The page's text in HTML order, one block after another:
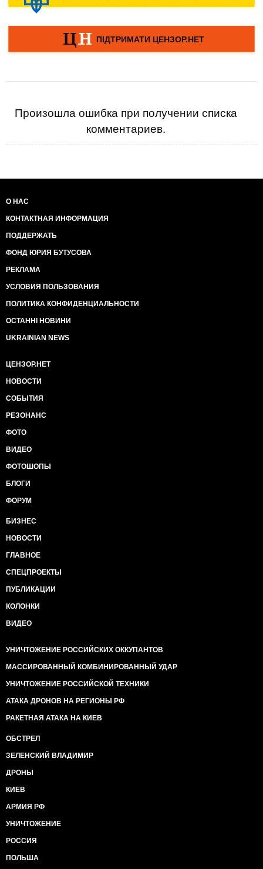
Произошла ошибка при получении списка
комментариев.
О НАС
КОНТАКТНАЯ ИНФОРМАЦИЯ
ПОДДЕРЖАТЬ
ФОНД ЮРИЯ БУТУСОВА
РЕКЛАМА
УСЛОВИЯ ПОЛЬЗОВАНИЯ
ПОЛИТИКА КОНФИДЕНЦИАЛЬНОСТИ
ОСТАННІ НОВИНИ
UKRAINIAN NEWS
ЦЕНЗОР.НЕТ
НОВОСТИ
СОБЫТИЯ
РЕЗОНАНС
ФОТО
ВИДЕО
ФОТОШОПЫ
БЛОГИ
ФОРУМ
БИЗНЕС
НОВОСТИ
ГЛАВНОЕ
СПЕЦПРОЕКТЫ
ПУБЛИКАЦИИ
КОЛОНКИ
ВИДЕО
УНИЧТОЖЕНИЕ РОССИЙСКИХ ОККУПАНТОВ
МАССИРОВАННЫЙ КОМБИНИРОВАННЫЙ УДАР
УНИЧТОЖЕНИЕ РОССИЙСКОЙ ТЕХНИКИ
АТАКА ДРОНОВ НА РЕГИОНЫ РФ
РАКЕТНАЯ АТАКА НА КИЕВ
ОБСТРЕЛ
ЗЕЛЕНСКИЙ ВЛАДИМИР
ДРОНЫ
КИЕВ
АРМИЯ РФ
УНИЧТОЖЕНИЕ
РОССИЯ
ПОЛЬША